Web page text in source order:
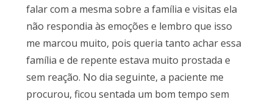
falar com a mesma sobre a família e visitas ela
não respondia às emoções e lembro que isso
me marcou muito, pois queria tanto achar essa
família e de repente estava muito prostada e
sem reação. No dia seguinte, a paciente me
procurou, ficou sentada um bom tempo sem